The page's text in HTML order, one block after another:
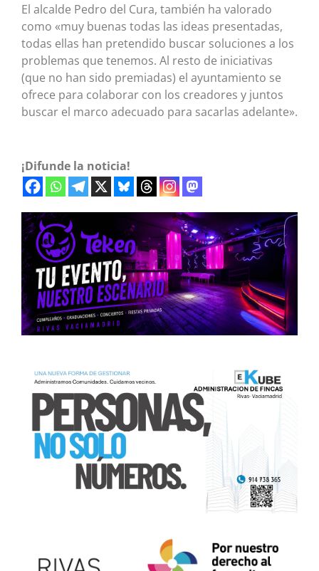
El alcalde Pedro del Cura, también ha valorado
como «muy buenas todas las ideas presentadas,
todas ellas han pretendido buscar soluciones a los
problemas que tenemos. Al resto de iniciativas
(que no han sido premiadas) el ayuntamiento se
ofrece para colaborar con los creadores y juntos
buscar el marco adecuado para sacarlas adelante».
¡Difunde la noticia!